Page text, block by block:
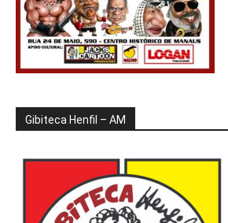
Gibiteca Henfil – AM